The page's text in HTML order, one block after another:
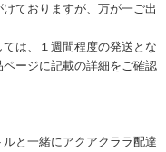
ておりますが、万が一ご出
は、１週間程度の発送とな
ージに記載の詳細をご確認
と一緒にアクアクララ配達